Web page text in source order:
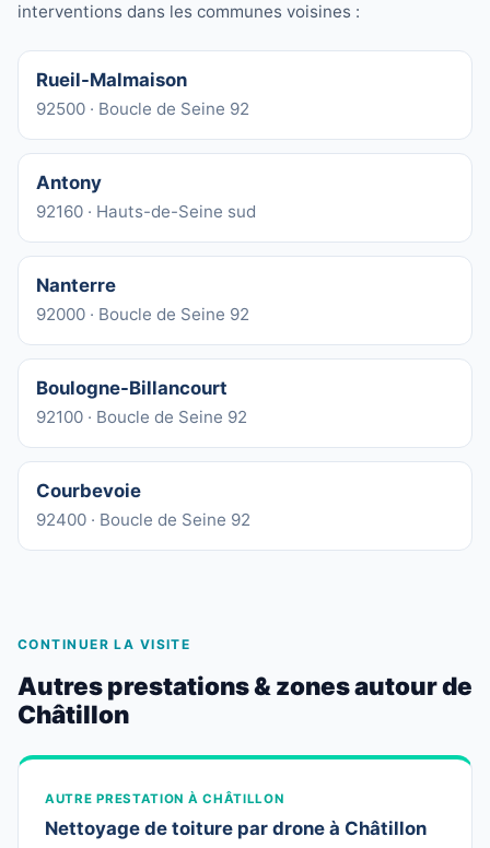
interventions dans les communes voisines :
Rueil-Malmaison
92500 · Boucle de Seine 92
Antony
92160 · Hauts-de-Seine sud
Nanterre
92000 · Boucle de Seine 92
Boulogne-Billancourt
92100 · Boucle de Seine 92
Courbevoie
92400 · Boucle de Seine 92
CONTINUER LA VISITE
Autres prestations & zones autour de
Châtillon
AUTRE PRESTATION À CHÂTILLON
Nettoyage de toiture par drone à Châtillon